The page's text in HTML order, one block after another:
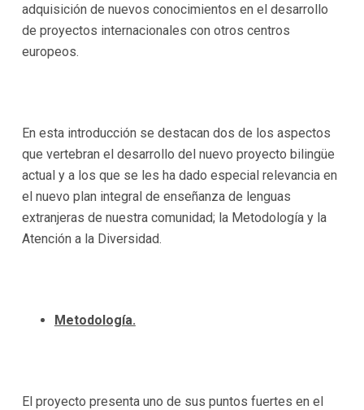
adquisición de nuevos conocimientos en el desarrollo
de proyectos internacionales con otros centros
europeos.
En esta introducción se destacan dos de los aspectos
que vertebran el desarrollo del nuevo proyecto bilingüe
actual y a los que se les ha dado especial relevancia en
el nuevo plan integral de enseñanza de lenguas
extranjeras de nuestra comunidad; la Metodología y la
Atención a la Diversidad.
Metodología.
El proyecto presenta uno de sus puntos fuertes en el